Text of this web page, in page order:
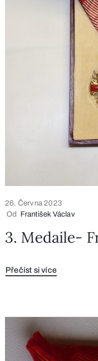
26. Června 2023
Od
František Václav
3. Medaile-
Přečíst si více